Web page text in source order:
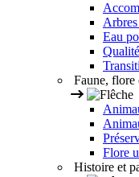
Eau
Faune, flore
Flore
Histoire et